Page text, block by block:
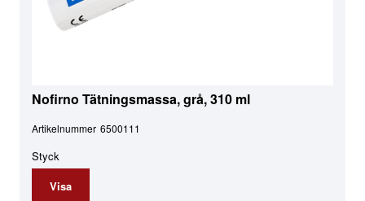
Nofirno Tätningsmassa, grå, 310 ml
Artikelnummer 6500111
Styck
Visa